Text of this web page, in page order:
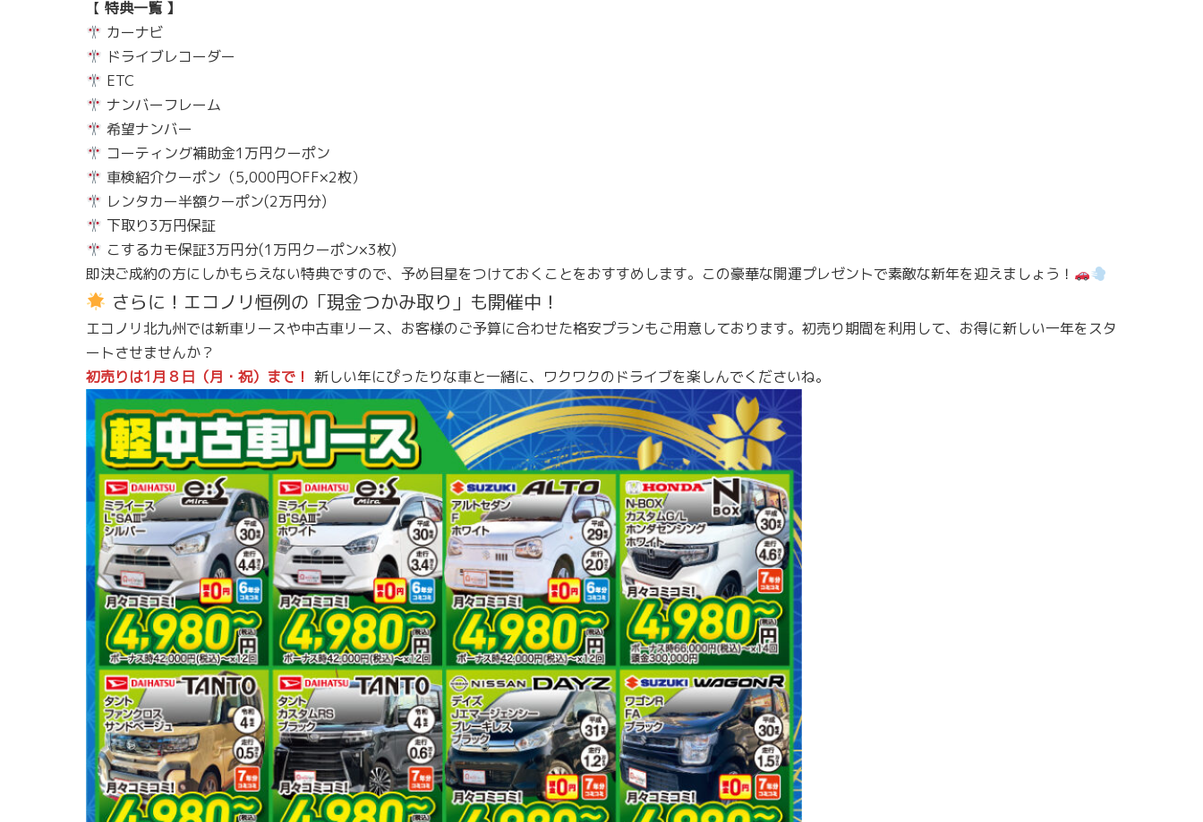
【 特典一覧 】
カーナビ
ドライブレコーダー
ETC
ナンバーフレーム
希望ナンバー
コーティング補助金1万円クーポン
車検紹介クーポン（5,000円OFF×2枚）
レンタカー半額クーポン(2万円分)
下取り3万円保証
こするカモ保証3万円分(1万円クーポン×3枚)
即決ご成約の方にしかもらえない特典ですので、予め目星をつけておくことをおすすめします。この豪華な開運プレゼントで素敵な新年を迎えましょう！
さらに！エコノリ恒例の「現金つかみ取り」も開催中！
エコノリ北九州では新車リースや中古車リース、お客様のご予算に合わせた格安プランもご用意しております。初売り期間を利用して、お得に新しい一年をスタ
ートさせませんか？
初売りは1月８日（月・祝）まで！ 新しい年にぴったりな車と一緒に、ワクワクのドライブを楽しんでくださいね。